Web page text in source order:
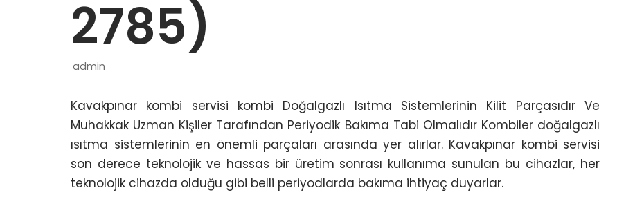
2785)
admin
Kavakpınar kombi servisi kombi Doğalgazlı Isıtma Sistemlerinin Kilit Parçasıdır Ve
Muhakkak Uzman Kişiler Tarafından Periyodik Bakıma Tabi Olmalıdır Kombiler doğalgazlı
ısıtma sistemlerinin en önemli parçaları arasında yer alırlar. Kavakpınar kombi servisi
son derece teknolojik ve hassas bir üretim sonrası kullanıma sunulan bu cihazlar, her
teknolojik cihazda olduğu gibi belli periyodlarda bakıma ihtiyaç duyarlar.